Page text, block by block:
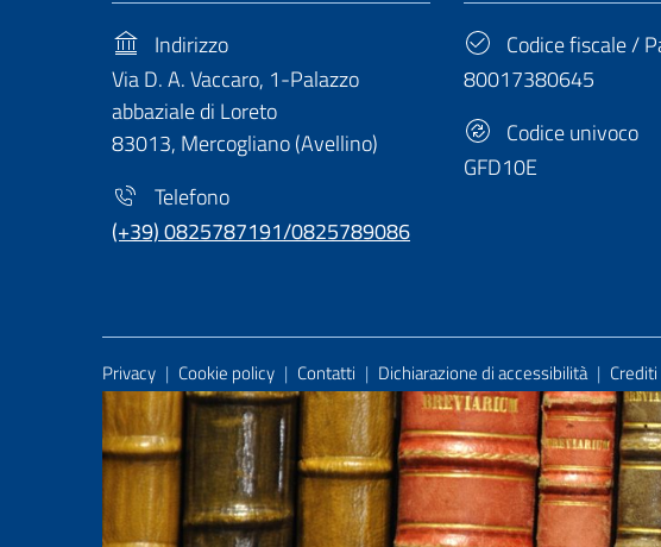
Indirizzo
Via D. A. Vaccaro, 1-Palazzo
abbaziale di Loreto
83013, Mercogliano (Avellino)
Telefono
(+39) 0825787191/0825789086
Codice fiscale /
80017380645
Codice univoco
GFD10E
Useful Links Section
Privacy | Cookie policy | Contatti | Dichiarazione di accessibilità | Crediti